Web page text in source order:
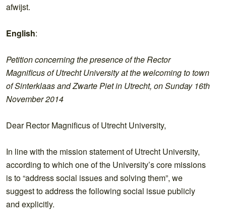
afwijst.
English:
Petition concerning the presence of the Rector
Magnificus of Utrecht University at the welcoming to town
of Sinterklaas and Zwarte Piet in Utrecht, on Sunday 16th
November 2014
Dear Rector Magnificus of Utrecht University,
In line with the mission statement of Utrecht University,
according to which one of the University’s core missions
is to “address social issues and solving them”, we
suggest to address the following social issue publicly
and explicitly.